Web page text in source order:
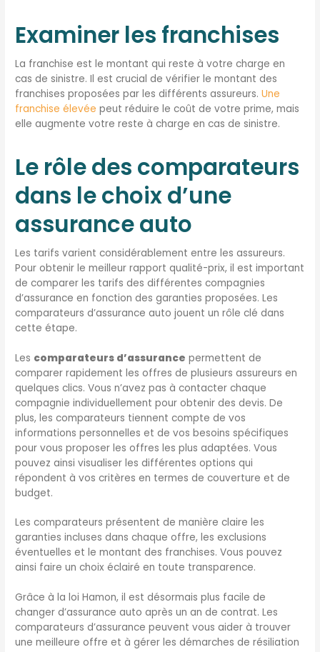
Examiner les franchises
La franchise est le montant qui reste à votre charge en
cas de sinistre. Il est crucial de vérifier le montant des
franchises proposées par les différents assureurs.Une
franchise élevée peut réduire le coût de votre prime, mais
elle augmente votre reste à charge en cas de sinistre.
Le rôle des comparateurs
dans le choix d’une
assurance auto
Les tarifs varient considérablement entre les assureurs.
Pour obtenir le meilleur rapport qualité-prix, il est important
de comparer les tarifs des différentes compagnies
d’assurance en fonction des garanties proposées. Les
comparateurs d’assurance auto jouent un rôle clé dans
cette étape.
Les comparateurs d’assurance permettent de
comparer rapidement les offres de plusieurs assureurs en
quelques clics. Vous n’avez pas à contacter chaque
compagnie individuellement pour obtenir des devis. De
plus, les comparateurs tiennent compte de vos
informations personnelles et de vos besoins spécifiques
pour vous proposer les offres les plus adaptées. Vous
pouvez ainsi visualiser les différentes options qui
répondent à vos critères en termes de couverture et de
budget.
Les comparateurs présentent de manière claire les
garanties incluses dans chaque offre, les exclusions
éventuelles et le montant des franchises. Vous pouvez
ainsi faire un choix éclairé en toute transparence.
Grâce à la loi Hamon, il est désormais plus facile de
changer d’assurance auto après un an de contrat. Les
comparateurs d’assurance peuvent vous aider à trouver
une meilleure offre et à gérer les démarches de résiliation